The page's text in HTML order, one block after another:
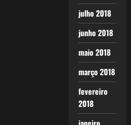
julho 2018
junho 2018
maio 2018
março 2018
fevereiro
2018